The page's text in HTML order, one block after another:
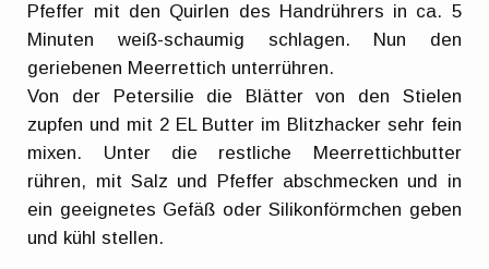
Pfeffer mit den Quirlen des Handrührers in ca. 5
Minuten weiß-schaumig schlagen. Nun den
geriebenen Meerrettich unterrühren.
Von der Petersilie die Blätter von den Stielen
zupfen und mit 2 EL Butter im Blitzhacker sehr fein
mixen. Unter die restliche Meerrettichbutter
rühren, mit Salz und Pfeffer abschmecken und in
ein geeignetes Gefäß oder Silikonförmchen geben
und kühl stellen.